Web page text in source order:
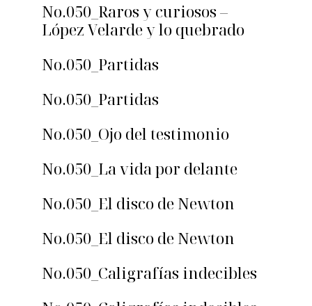
No.050_Raros y curiosos –
López Velarde y lo quebrado
No.050_Partidas
No.050_Partidas
No.050_Ojo del testimonio
No.050_La vida por delante
No.050_El disco de Newton
No.050_El disco de Newton
No.050_Caligrafías indecibles